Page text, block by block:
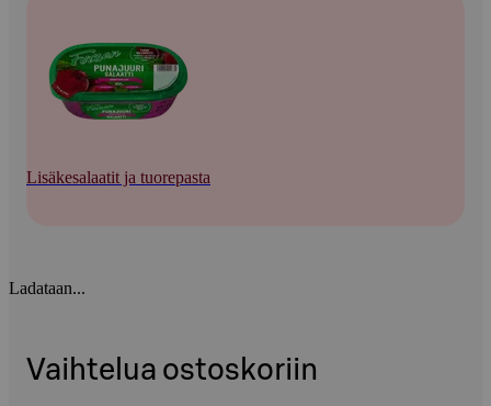
Lisäkesalaatit ja tuorepasta
Ladataan...
Vaihtelua ostoskoriin